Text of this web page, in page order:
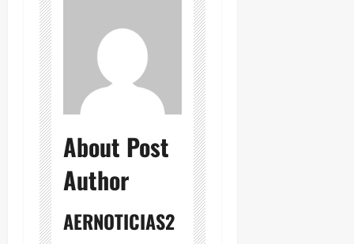
About Post
Author
AERNOTICIAS2